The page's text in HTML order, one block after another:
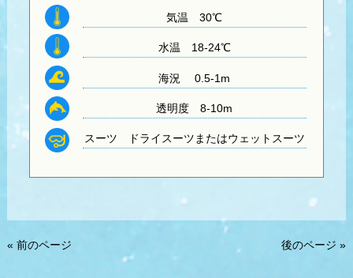
気温 30℃
水温 18-24℃
海況 0.5-1m
透明度 8-10m
スーツ ドライスーツまたはウェットスーツ
« 前のページ 後のページ »